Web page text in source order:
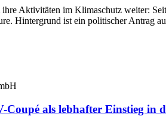
Aktivitäten im Klimaschutz weiter:
Hintergrund ist ein politischer Antrag
Coupé als lebhafter Einstieg in